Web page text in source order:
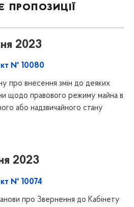
пропозиції
2023
№ 10080
про внесення змін до деяких
щодо правового режиму майна в
або надзвичайного стану
2023
№ 10074
про Звернення до Кабінету